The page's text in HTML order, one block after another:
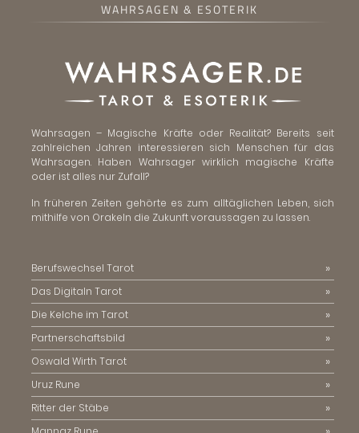
WAHRSAGEN & ESOTERIK
Wahrsagen – Magische Kräfte oder Realität? Bereits seit
zahlreichen Jahren interessieren sich Menschen für das
Wahrsagen. Haben Wahrsager wirklich magische Kräfte
oder ist alles nur Zufall?
In früheren Zeiten gehörte es zum alltäglichen Leben, sich
mithilfe von Orakeln die Zukunft voraussagen zu lassen.
Berufswechsel Tarot
Das Digitaln Tarot
Die Kelche im Tarot
Partnerschaftsbild
Oswald Wirth Tarot
Uruz Rune
Ritter der Stäbe